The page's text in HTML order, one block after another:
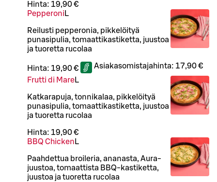
Hinta: 19,90 €
Pepperoni L
Reilusti pepperonia, pikkelöityä
punasipulia, tomaattikastiketta, juustoa
ja tuoretta rucolaa
Hinta: 19,90 € Asiakasomistajahinta: 17,90 €
Frutti di MareL
Katkarapuja, tonnikalaa, pikkelöityä
punasipulia, tomaattikastiketta, juustoa
ja tuoretta rucolaa
Hinta: 19,90 €
BBQ Chicken L
Paahdettua broileria, ananasta, Aura-
juustoa, tomaattista BBQ-kastiketta,
juustoa ja tuoretta rucolaa